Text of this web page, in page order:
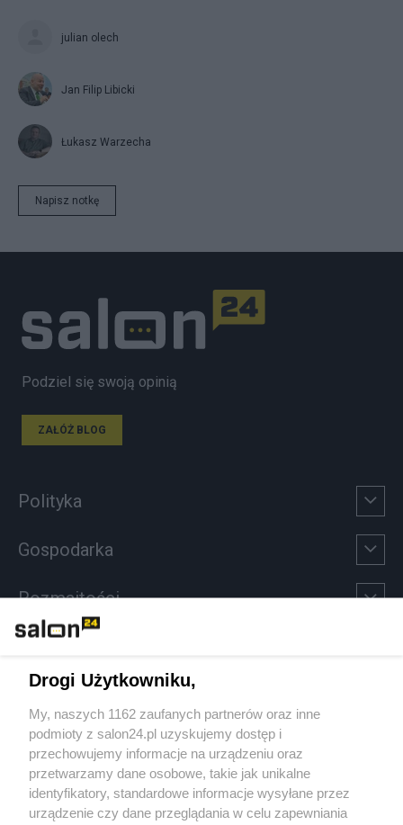
julian olech
Jan Filip Libicki
Łukasz Warzecha
Napisz notkę
Podziel się swoją opinią
ZAŁÓŻ BLOG
Polityka
Gospodarka
Rozmaitości
Sport
Społeczeństwo
Kultura
Drogi Użytkowniku,
My, naszych 1162 zaufanych partnerów oraz inne
podmioty z salon24.pl uzyskujemy dostęp i
przechowujemy informacje na urządzeniu oraz
przetwarzamy dane osobowe, takie jak unikalne
identyfikatory, standardowe informacje wysyłane przez
urządzenie czy dane przeglądania w celu zapewniania